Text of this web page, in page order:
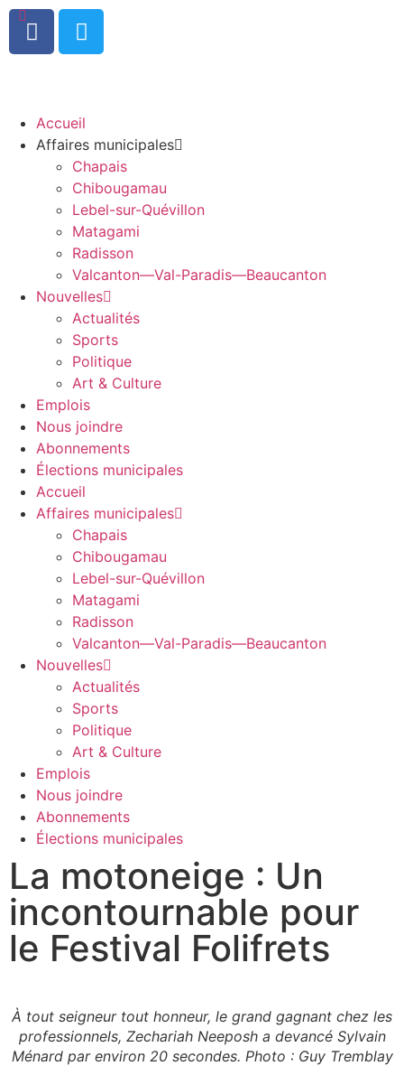
0
Accueil
Affaires municipales
Chapais
Chibougamau
Lebel-sur-Quévillon
Matagami
Radisson
Valcanton—Val-Paradis—Beaucanton
Nouvelles
Actualités
Sports
Politique
Art & Culture
Emplois
Nous joindre
Abonnements
Élections municipales
Accueil
Affaires municipales
Chapais
Chibougamau
Lebel-sur-Quévillon
Matagami
Radisson
Valcanton—Val-Paradis—Beaucanton
Nouvelles
Actualités
Sports
Politique
Art & Culture
Emplois
Nous joindre
Abonnements
Élections municipales
La motoneige : Un
incontournable pour
le Festival Folifrets
À tout seigneur tout honneur, le grand gagnant chez les
professionnels, Zechariah Neeposh a devancé Sylvain
Ménard par environ 20 secondes. Photo : Guy Tremblay